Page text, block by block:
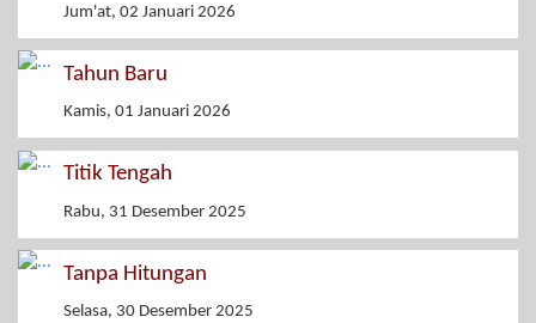
Jum'at, 02 Januari 2026
Tahun Baru
Kamis, 01 Januari 2026
Titik Tengah
Rabu, 31 Desember 2025
Tanpa Hitungan
Selasa, 30 Desember 2025